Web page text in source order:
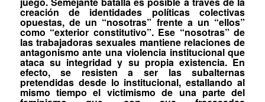
creación de identidades políticas colectivas
opuestas, de un “nosotras” frente a un “ellos”
como “exterior constitutivo”. Ese “nosotras” de
las trabajadoras sexuales mantiene relaciones de
antagonismo ante una violencia institucional que
ataca su integridad y su propia existencia. En
efecto, se resisten a ser las subalternas
pretendidas desde lo institucional, estallando al
mismo tiempo el victimismo de una parte del